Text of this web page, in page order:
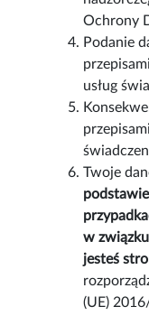
Ochrony
Podanie
usług
Twoje
w
jesteś
(UE)